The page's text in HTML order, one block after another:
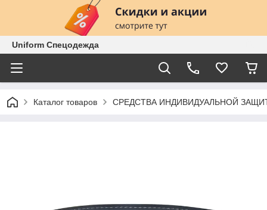
Uniform Спецодежда
Каталог товаров СРЕДСТВА ИНДИВИДУАЛЬНОЙ